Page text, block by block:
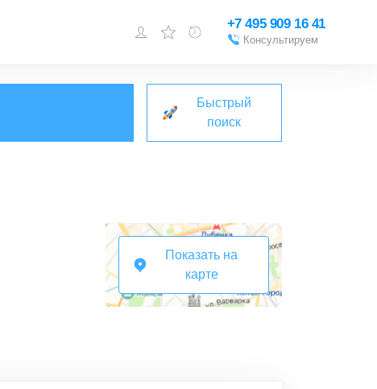
зарегистрироваться
Добавить объект
+7 495 909 16 41
Консультируем
Быстрый
поиск
Показать на
карте